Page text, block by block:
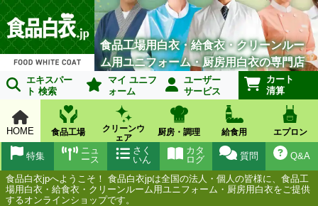
食品工場用白衣・給食衣・クリーンルー
ム用ユニフォーム・厨房用白衣の専門店
エキスパー
ト 検索
マイ ユニフ
ォーム
ユーザー
サービス
カート
清算
HOME 食品工場
クリーンウ
ェア
厨房・調理 給食用 エプロン
Q&A
質問
カタ
ログ
さく
いん
ニュ
ース
特集
食品白衣jpへようこそ！ 食品白衣jpは全国の法人・個人の皆様に、食品工
場用白衣・給食衣・クリーンルーム用ユニフォーム・厨房用白衣をご提供
するオンラインショップです。